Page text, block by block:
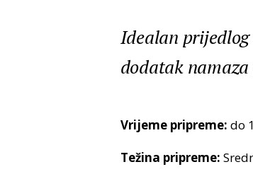
Idealan
dodatak
Vrijeme pripreme: do
Težina pripreme: